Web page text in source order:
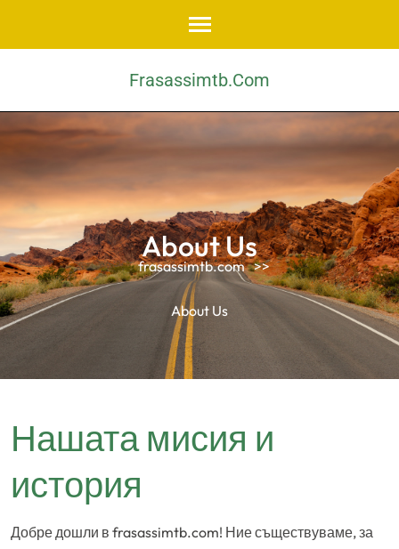
Frasassimtb.com
About Us
frasassimtb.com >>
About Us
Нашата мисия и
история
Добре дошли в frasassimtb.com! Ние съществуваме, за